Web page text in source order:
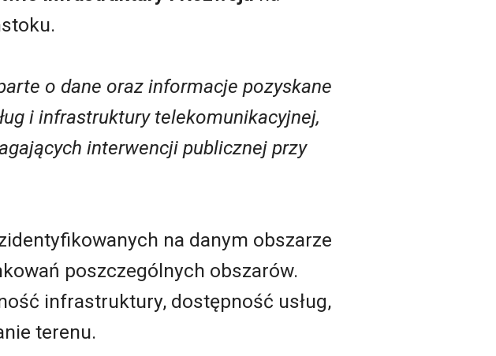
o dane oraz informacje pozyskane
i infrastruktury telekomunikacyjnej,
interwencji publicznej przy
na danym obszarze
poszczególnych obszarów.
infrastruktury, dostępność usług,
terenu.